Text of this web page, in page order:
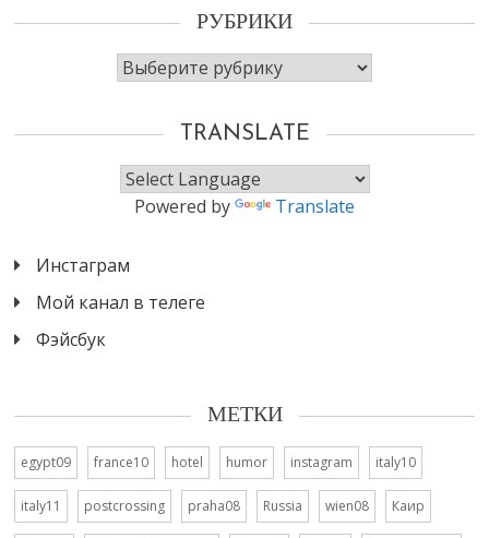
РУБРИКИ
Рубрики
TRANSLATE
Powered by Translate
Инстаграм
Мой канал в телеге
Фэйсбук
МЕТКИ
egypt09 france10 hotel humor instagram italy10
italy11 postcrossing praha08 Russia wien08 Каир